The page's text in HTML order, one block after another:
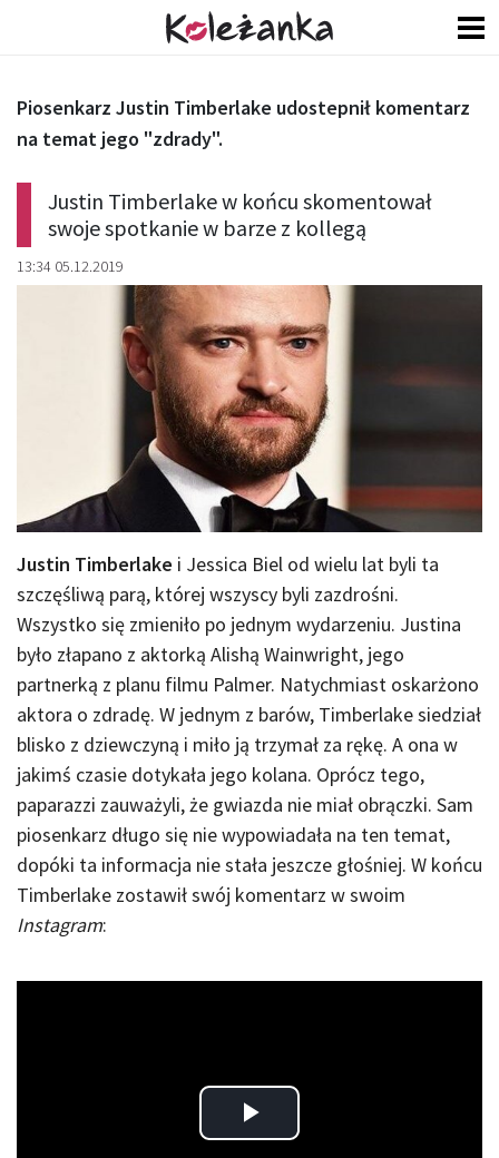
Justin Timberlake w końcu skomentował
swoje spotkanie w barze z kollegą
13:34 05.12.2019
Piosenkarz Justin Timberlake udostepnił komentarz
na temat jego "zdrady".
Justin Timberlake i Jessica Biel od wielu lat byli ta
szczęśliwą parą, której wszyscy byli zazdrośni.
Wszystko się zmieniło po jednym wydarzeniu. Justina
było złapano z aktorką Alishą Wainwright, jego
partnerką z planu filmu Palmer. Natychmiast oskarżono
aktora o zdradę. W jednym z barów, Timberlake siedział
blisko z dziewczyną i miło ją trzymał za rękę. A ona w
jakimś czasie dotykała jego kolana. Oprócz tego,
paparazzi zauważyli, że gwiazda nie miał obrączki. Sam
piosenkarz długo się nie wypowiadała na ten temat,
dopóki ta informacja nie stała jeszcze głośniej. W końcu
Timberlake zostawił swój komentarz w swoim
Instagram:
Play